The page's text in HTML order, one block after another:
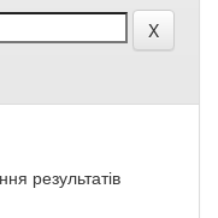
результатів